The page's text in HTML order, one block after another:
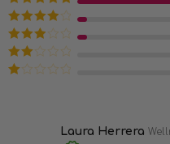
Valorado en
5
de 5
Valorado
en 4
Valorado
en
5
Valorado
Laura Herrera